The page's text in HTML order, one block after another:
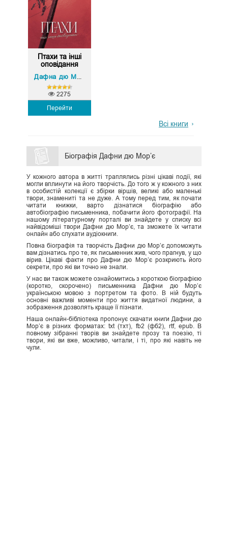
Птахи та інші
оповідання
Перейти
2275
Всі книги
Біографія Дафни дю Мор’є
У кожного автора в житті траплялись різні цікаві події, які
могли вплинути на його творчість. До того ж у кожного з них
в особистій колекції є збірки віршів, великі або маленькі
твори, знамениті та не дуже. А тому перед тим, як почати
читати книжки, варто дізнатися біографію або
автобіографію письменника, побачити його фотографії. На
нашому літературному порталі ви знайдете у списку всі
найвідоміші твори Дафни дю Мор’є, та зможете їх читати
онлайн або слухати аудіокниги.
Повна біографія та творчість Дафни дю Мор’є допоможуть
вам дізнатись про те, як письменник жив, чого прагнув, у що
вірив. Цікаві факти про Дафни дю Мор’є розкриють його
секрети, про які ви точно не знали.
У нас ви також можете ознайомитись з короткою біографією
(коротко, скорочено) письменника Дафни дю Мор’є
українською мовою з портретом та фото. В ній будуть
основні важливі моменти про життя видатної людини, а
зображення дозволять краще її пізнати.
Наша онлайн-бібліотека пропонує скачати книги Дафни дю
Мор’є в різних форматах: txt (тхт), fb2 (фб2), rtf, epub. В
повному зібранні творів ви знайдете прозу та поезію, ті
твори, які ви вже, можливо, читали, і ті, про які навіть не
чули.